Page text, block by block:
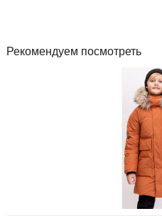
Рекомендуем посмотреть